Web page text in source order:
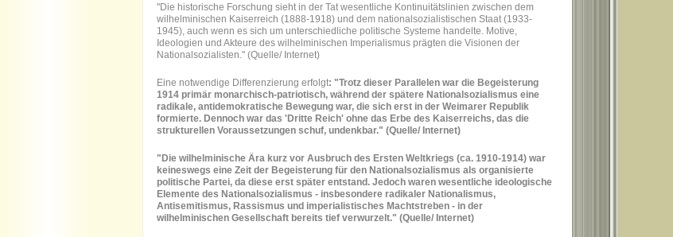
"Die historische Forschung sieht in der Tat wesentliche Kontinuitätslinien zwischen dem
wilhelminischen Kaiserreich (1888-1918) und dem nationalsozialistischen Staat (1933-
1945), auch wenn es sich um unterschiedliche politische Systeme handelte. Motive,
Ideologien und Akteure des wilhelminischen Imperialismus prägten die Visionen der
Nationalsozialisten." (Quelle/ Internet)
Eine notwendige Differenzierung erfolgt: "Trotz dieser Parallelen war die Begeisterung
1914 primär monarchisch-patriotisch, während der spätere Nationalsozialismus eine
radikale, antidemokratische Bewegung war, die sich erst in der Weimarer Republik
formierte. Dennoch war das 'Dritte Reich' ohne das Erbe des Kaiserreichs, das die
strukturellen Voraussetzungen schuf, undenkbar." (Quelle/ Internet)
"Die wilhelminische Ära kurz vor Ausbruch des Ersten Weltkriegs (ca. 1910-1914) war
keineswegs eine Zeit der Begeisterung für den Nationalsozialismus als organisierte
politische Partei, da diese erst später entstand. Jedoch waren wesentliche ideologische
Elemente des Nationalsozialismus - insbesondere radikaler Nationalismus,
Antisemitismus, Rassismus und imperialistisches Machtstreben - in der
wilhelminischen Gesellschaft bereits tief verwurzelt." (Quelle/ Internet)